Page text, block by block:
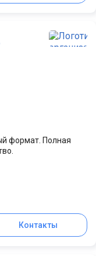
формат. Полная
Контакты